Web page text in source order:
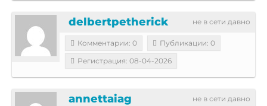
не в сети давно
delbertpetherick
Комментарии: 0
Публикации: 0
Регистрация: 08-04-2026
не в сети давно
annettaiag